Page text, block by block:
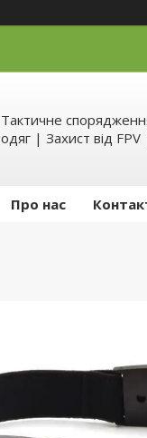
Тактичне
одяг | Захист від
Про нас